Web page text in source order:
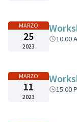
MARZO
25
2023
10:00
MARZO
11
2023
15:00